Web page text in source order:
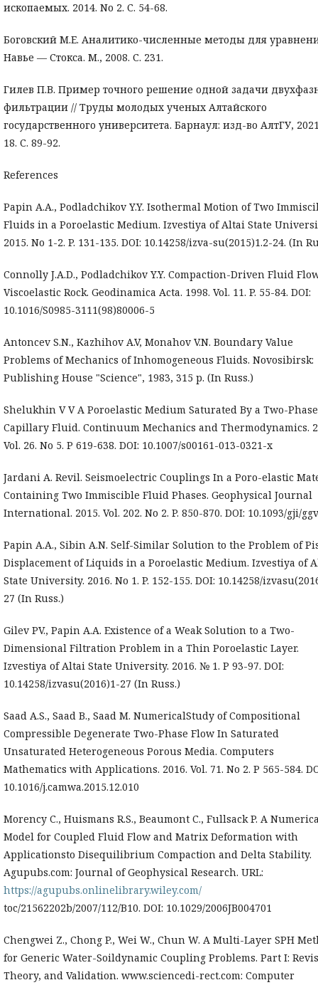
ископаемых. 2014. No 2. С. 54-68.
Боговский М.Е. Аналитико-численные методы для
Навье — Стокса. М., 2008. С. 231.
Гилев П.В. Пример точного решение одной задачи
фильтрации // Труды молодых ученых Алтайского
государственного университета. Барнаул: изд-во АлтГУ,
18. С. 89-92.
References
Papin A.A., Podladchikov Y.Y. Isothermal Motion of Two
Fluids in a Poroelastic Medium. Izvestiya of Altai State
2015. No 1-2. P. 131-135. DOI: 10.14258/izva-su(2015)1.2-24. (In
Connolly J.A.D., Podladchikov Y.Y. Compaction-Driven Fluid
Viscoelastic Rock. Geodinamica Acta. 1998. Vol. 11. P. 55-84. DOI:
10.1016/S0985-3111(98)80006-5
Antoncev S.N., Kazhihov A.V, Monahov V.N. Boundary Value
Problems of Mechanics of Inhomogeneous Fluids. Novosibirsk:
Publishing House "Science", 1983, 315 p. (In Russ.)
Shelukhin V V A Poroelastic Medium Saturated By a Two-Phase
Capillary Fluid. Continuum Mechanics and Thermodynamics.
Vol. 26. No 5. P 619-638. DOI: 10.1007/s00161-013-0321-x
Jardani A. Revil. Seismoelectric Couplings In a Poro-elastic
Containing Two Immiscible Fluid Phases. Geophysical Journal
International. 2015. Vol. 202. No 2. P. 850-870. DOI: 10.1093/gji/
Papin A.A., Sibin A.N. Self-Similar Solution to the Problem of
Displacement of Liquids in a Poroelastic Medium. Izvestiya of
State University. 2016. No 1. P. 152-155. DOI: 10.14258/
27 (In Russ.)
Gilev PV., Papin A.A. Existence of a Weak Solution to a Two-
Dimensional Filtration Problem in a Thin Poroelastic Layer.
Izvestiya of Altai State University. 2016. № 1. P 93-97. DOI:
10.14258/izvasu(2016)1-27 (In Russ.)
Saad A.S., Saad B., Saad M. NumericalStudy of Compositional
Compressible Degenerate Two-Phase Flow In Saturated
Unsaturated Heterogeneous Porous Media. Computers
Mathematics with Applications. 2016. Vol. 71. No 2. P 565-584.
10.1016/j.camwa.2015.12.010
Morency C., Huismans R.S., Beaumont C., Fullsack P. A
Model for Coupled Fluid Flow and Matrix Deformation with
Applicationsto Disequilibrium Compaction and Delta Stability.
Agupubs.com: Journal of Geophysical Research. URL:
https://agupubs.onlinelibrary.wiley.com/
toc/21562202b/2007/112/B10. DOI: 10.1029/2006JB004701
Chengwei Z., Chong P., Wei W., Chun W. A Multi-Layer SPH
for Generic Water-Soildynamic Coupling Problems. Part I:
Theory, and Validation. www.sciencedi-rect.com: Computer